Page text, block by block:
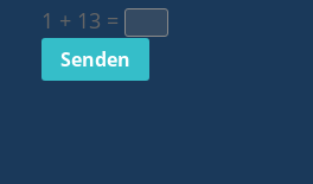
1 + 13 =
Senden